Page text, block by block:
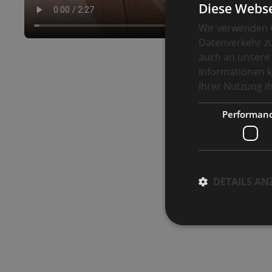
Diese
Wir verwenden
Datenverkehr
auch an
Informationen
Ihrer Nutzung
DETAILS
Performance-